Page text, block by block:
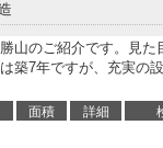
山のご紹介です。見た
築7年ですが、充実の
面積 詳細